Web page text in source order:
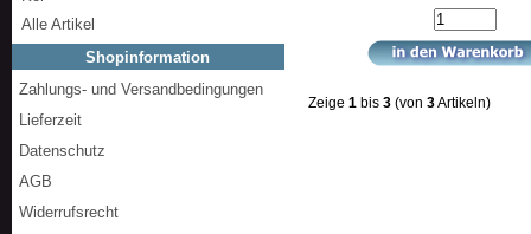
Zeige 1 bis 3 (von 3Artikeln)
Alle Artikel
Shopinformation
Zahlungs- und Versandbedingungen
Lieferzeit
Datenschutz
AGB
Widerrufsrecht